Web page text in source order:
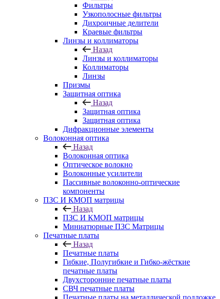
Фильтры
Узкополосные фильтры
Дихроичные делители
Краевые фильтры
Линзы и коллиматоры
Назад
Линзы и коллиматоры
Коллиматоры
Линзы
Призмы
Защитная оптика
Назад
Защитная оптика
Защитная оптика
Дифракционные элементы
Волоконная оптика
Назад
Волоконная оптика
Оптическое волокно
Волоконные усилители
Пассивные волоконно-оптические
компоненты
ПЗС И КМОП матрицы
Назад
ПЗС И КМОП матрицы
Миниатюрные ПЗС Матрицы
Печатные платы
Назад
Печатные платы
Гибкие, Полугибкие и Гибко-жёсткие
печатные платы
Двухсторонние печатные платы
СВЧ печатные платы
Печатные платы на металлической подложке